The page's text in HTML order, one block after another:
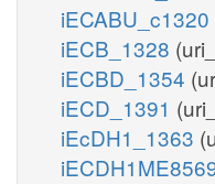
iECABU_c1320
iECB_1328
iECBD_1354
iECD_1391
iEcDH1_1363